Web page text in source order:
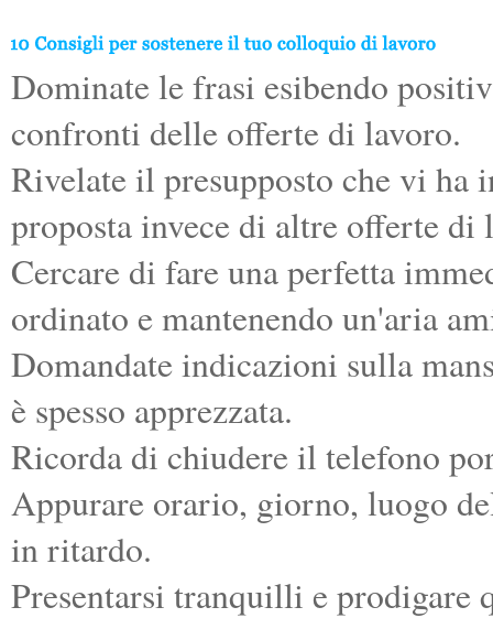
Dominate le frasi esibendo
confronti delle offerte di lavoro.
Rivelate il presupposto che vi ha
proposta invece di altre offerte
Cercare di fare una perfetta
ordinato e mantenendo un'aria
Domandate indicazioni sulla
è spesso apprezzata.
Ricorda di chiudere il telefono
Appurare orario, giorno, luogo
in ritardo.
Presentarsi tranquilli e prodigare